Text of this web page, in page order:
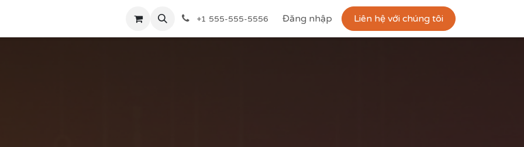
Định giá Định giá Công ty Công ty Khóa học Tuyển dụng Liên hệ
+1 555-555-5556 Đăng nhập Liên hệ với chúng tôi